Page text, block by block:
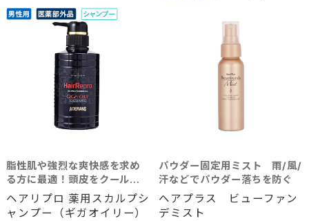
ヘアリプロ 薬用スカルプシ
ャンプー（ギガオイリー）
脂性肌や強烈な爽快感を求め
る方に最適！頭皮をクールに
洗浄
ヘアプラス ビューファン
デミスト
パウダー固定用ミスト 雨/風/
汗などでパウダー落ちを防ぐ